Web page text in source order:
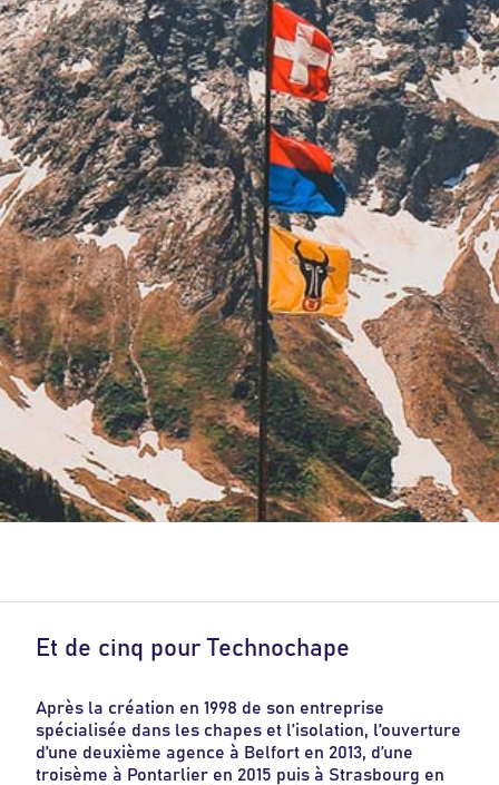
Et de cinq pour Technochape
Après la création en 1998 de son entreprise
spécialisée dans les chapes et l’isolation, l’ouverture
d’une deuxième agence à Belfort en 2013, d’une
troisème à Pontarlier en 2015 puis à Strasbourg en